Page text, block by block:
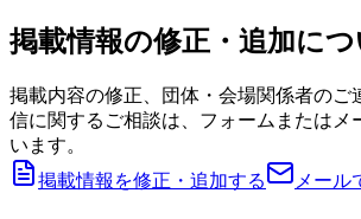
掲載情報の修正・追加につ
掲載内容の修正、団体・会場関係者のご
信に関するご相談は、フォームまたはメ
います。
掲載情報を修正・追加する
メール